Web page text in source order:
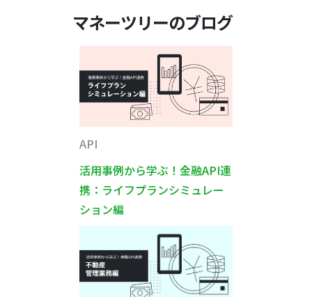
マネーツリーのブログ
API
活用事例から学ぶ！金融API連
携：ライフプランシミュレー
ション編